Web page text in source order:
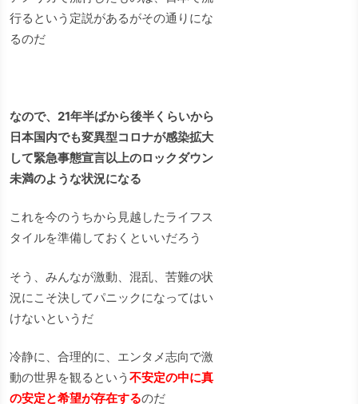
行るという定説があるがその通りにな
るのだ
なので、21年半ばから後半くらいから
日本国内でも変異型コロナが感染拡大
して緊急事態宣言以上のロックダウン
未満のような状況になる
これを今のうちから見越したライフス
タイルを準備しておくといいだろう
そう、みんなが激動、混乱、苦難の状
況にこそ決してパニックになってはい
けないというだ
冷静に、合理的に、エンタメ志向で激
動の世界を観るという 不安定の中に真
の安定と希望が存在するのだ